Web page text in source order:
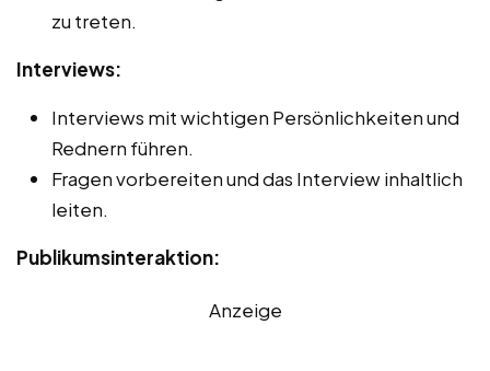
zu treten.
Interviews:
Interviews mit wichtigen Persönlichkeiten und
Rednern führen.
Fragen vorbereiten und das Interview inhaltlich
leiten.
Publikumsinteraktion:
Anzeige